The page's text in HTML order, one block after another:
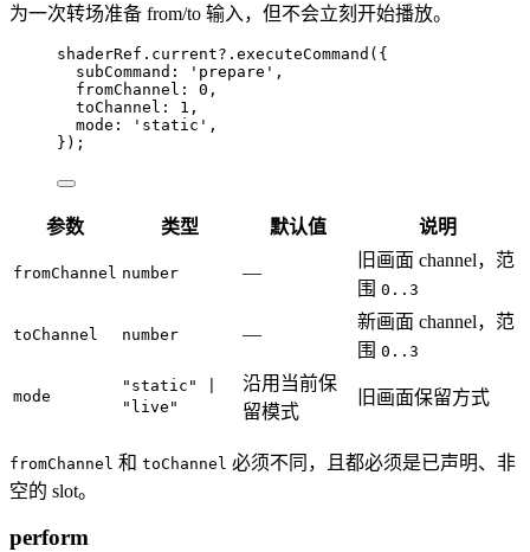
为一次转场准备 from/to 输入，但不会立刻开始播放。
shaderRef . current?. executeCommand ({
subCommand:
' prepare ' ,
fromChannel: 0 ,
toChannel: 1 ,
mode:
' static ' ,
});
参数 类型 默认值 说明
fromChannel number —
旧画面 channel，范
围 0..3
toChannel number —
新画面 channel，范
围 0..3
mode
"static" |
"live"
沿用当前保
留模式
旧画面保留方式
fromChannel 和 toChannel 必须不同，且都必须是已声明、非
空的 slot。
perform